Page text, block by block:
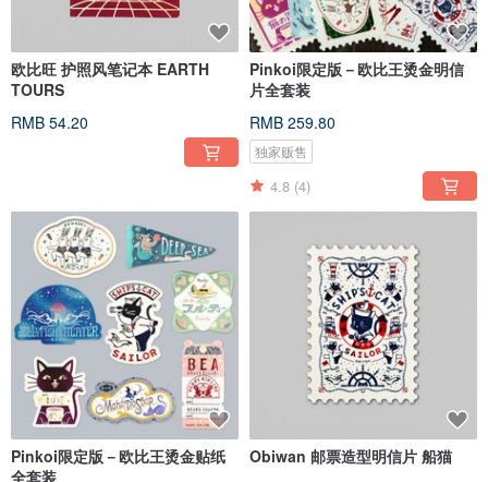
欧比旺 护照风笔记本 EARTH
TOURS
RMB 54.20
Pinkoi限定版－欧比王烫金明信
片全套装
RMB 259.80
独家贩售
4.8 (4)
Pinkoi限定版－欧比王烫金贴纸
全套装
Obiwan 邮票造型明信片 船猫